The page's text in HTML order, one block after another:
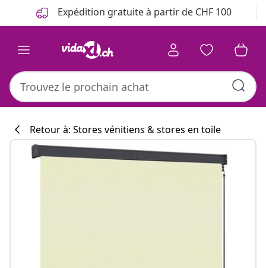
Précédent Expédition gratuite à partir de CHF 100
Retour à: Stores vénitiens & stores en toile